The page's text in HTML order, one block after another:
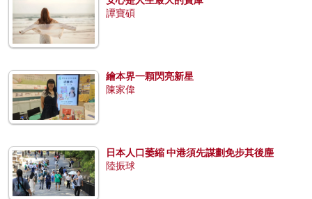
譚寶碩
繪本界一顆閃亮新星
陳家偉
日本人口萎縮 中港須先謀劃免步其後塵
陸振球